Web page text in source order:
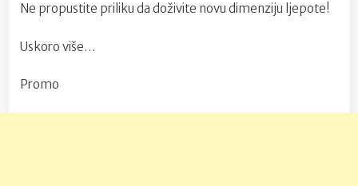
Ne propustite priliku da doživite novu dimenziju ljepote!
Uskoro više…
Promo